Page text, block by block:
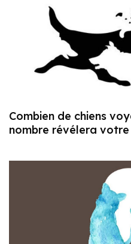
Combien de chiens
nombre révélera